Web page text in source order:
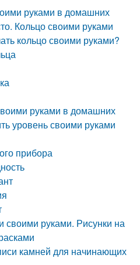
руками в домашних
Кольцо своими руками
кольцо своими руками?
руками в домашних
уровень своими руками
прибора
своими руками. Рисунки на
камней для начинающих